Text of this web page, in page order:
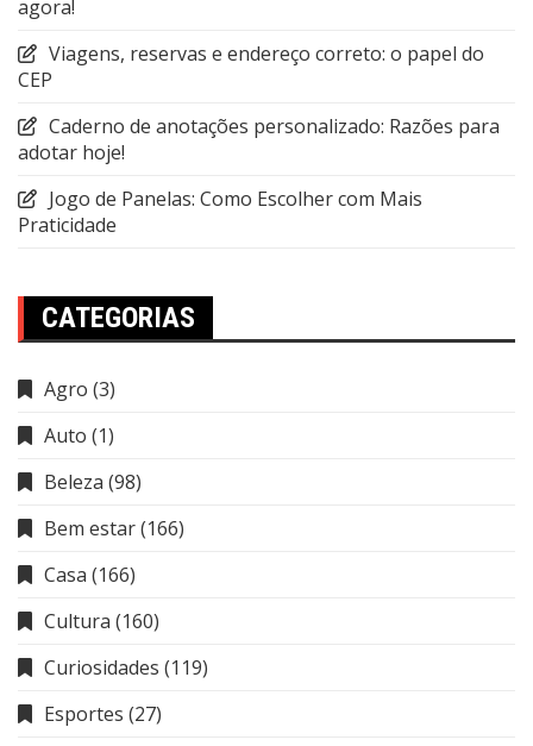
agora!
Viagens, reservas e endereço correto: o papel do
CEP
Caderno de anotações personalizado: Razões para
adotar hoje!
Jogo de Panelas: Como Escolher com Mais
Praticidade
CATEGORIAS
Agro (3)
Auto (1)
Beleza (98)
Bem estar(166)
Casa (166)
Cultura (160)
Curiosidades (119)
Esportes (27)